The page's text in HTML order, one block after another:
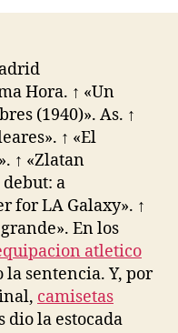
Hora. ↑ «Un
(1940)». As. ↑
↑ «El
↑ «Zlatan
a
for LA Galaxy». ↑
En los
atletico
la sentencia. Y, por
camisetas
dio la estocada